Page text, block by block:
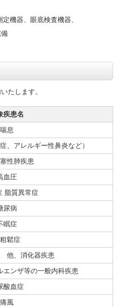
機器、眼底検査機器、
たします。
疾患名
喘息
、アレルギー性鼻炎など）
性肺疾患
血圧
脂質異常症
尿病
眠症
鬆症
他、消化器疾患
エンザ等の一般内科疾患
酸血症
痛風